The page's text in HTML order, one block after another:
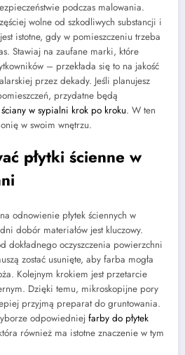
podczas malowania.
wolne od szkodliwych substancji i
istotne, gdy w pomieszczeniu trzeba
Stawiaj na zaufane marki, które
– przekłada się to na jakość
przez dekady. Jeśli planujesz
przydatne będą
w sypialni krok po kroku. W ten
w swoim wnętrzu.
płytki ścienne w
odnowienie płytek ściennych w
dobór materiałów jest kluczowy.
dokładnego oczyszczenia powierzchni
zostać usunięte, aby farba mogła
Kolejnym krokiem jest przetarcie
Dzięki temu, mikroskopijne pory
przyjmą preparat do gruntowania.
odpowiedniej farby do płytek
również ma istotne znaczenie w tym